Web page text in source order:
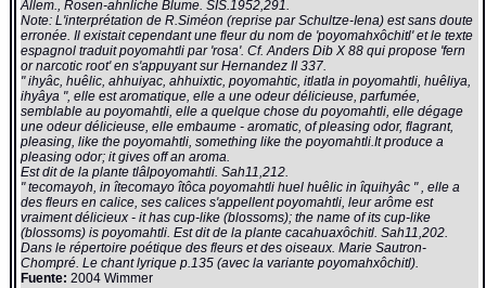
Allem., Rosen-ahnliche Blume. SIS.1952,291.
Note: L'interprétation de R.Siméon (reprise par Schultze-Iena) est sans doute
erronée. Il existait cependant une fleur du nom de 'poyomahxôchitl' et le texte
espagnol traduit poyomahtli par 'rosa'. Cf. Anders Dib X 88 qui propose 'fern
or narcotic root' en s'appuyant sur Hernandez II 337.
" ihyâc, huêlic, ahhuiyac, ahhuixtic, poyomahtic, itlatla in poyomahtli, huêliya,
ihyâya ", elle est aromatique, elle a une odeur délicieuse, parfumée,
semblable au poyomahtli, elle a quelque chose du poyomahtli, elle dégage
une odeur délicieuse, elle embaume - aromatic, of pleasing odor, flagrant,
pleasing, like the poyomahtli, something like the poyomahtli.It produce a
pleasing odor; it gives off an aroma.
Est dit de la plante tlâlpoyomahtli. Sah11,212.
" tecomayoh, in îtecomayo îtôca poyomahtli huel huêlic in îquihyâc " , elle a
des fleurs en calice, ses calices s'appellent poyomahtli, leur arôme est
vraiment délicieux - it has cup-like (blossoms); the name of its cup-like
(blossoms) is poyomahtli. Est dit de la plante cacahuaxôchitl. Sah11,202.
Dans le répertoire poétique des fleurs et des oiseaux. Marie Sautron-
Chompré. Le chant lyrique p.135 (avec la variante poyomahxôchitl).
Fuente: 2004 Wimmer